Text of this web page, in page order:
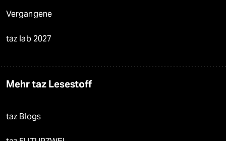
Vergangene
taz lab 2027
Mehr taz Lesestoff
taz Blogs